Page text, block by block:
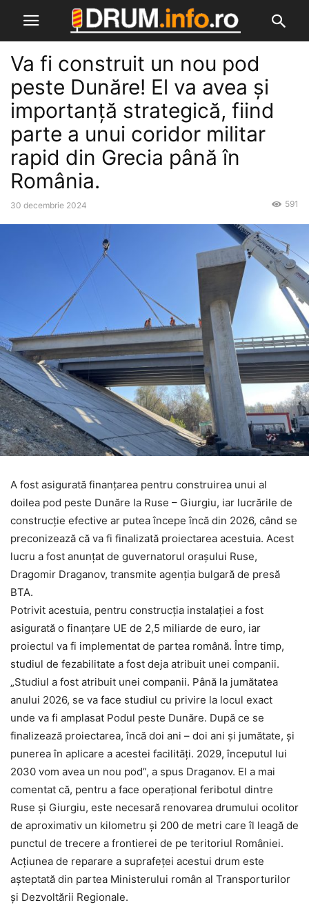
Va fi construit un nou pod
peste Dunăre! El va avea și
importanță strategică, fiind
parte a unui coridor militar
rapid din Grecia până în
România.
30 decembrie 2024 591
A fost asigurată finanțarea pentru construirea unui al
doilea pod peste Dunăre la Ruse – Giurgiu, iar lucrările de
construcție efective ar putea începe încă din 2026, când se
preconizează că va fi finalizată proiectarea acestuia. Acest
lucru a fost anunțat de guvernatorul orașului Ruse,
Dragomir Draganov, transmite agenția bulgară de presă
BTA.
Potrivit acestuia, pentru construcția instalației a fost
asigurată o finanțare UE de 2,5 miliarde de euro, iar
proiectul va fi implementat de partea română. Între timp,
studiul de fezabilitate a fost deja atribuit unei companii.
„Studiul a fost atribuit unei companii. Până la jumătatea
anului 2026, se va face studiul cu privire la locul exact
unde va fi amplasat Podul peste Dunăre. După ce se
finalizează proiectarea, încă doi ani – doi ani și jumătate, și
punerea în aplicare a acestei facilități. 2029, începutul lui
2030 vom avea un nou pod”, a spus Draganov. El a mai
comentat că, pentru a face operațional feribotul dintre
Ruse și Giurgiu, este necesară renovarea drumului ocolitor
de aproximativ un kilometru și 200 de metri care îl leagă de
punctul de trecere a frontierei de pe teritoriul României.
Acțiunea de reparare a suprafeței acestui drum este
așteptată din partea Ministerului român al Transporturilor
și Dezvoltării Regionale.